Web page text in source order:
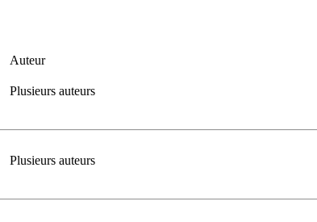
Auteur
Plusieurs auteurs
Plusieurs auteurs